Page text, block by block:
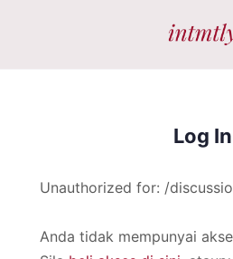
Log In
Unauthorized for: /
Anda tidak mempunyai